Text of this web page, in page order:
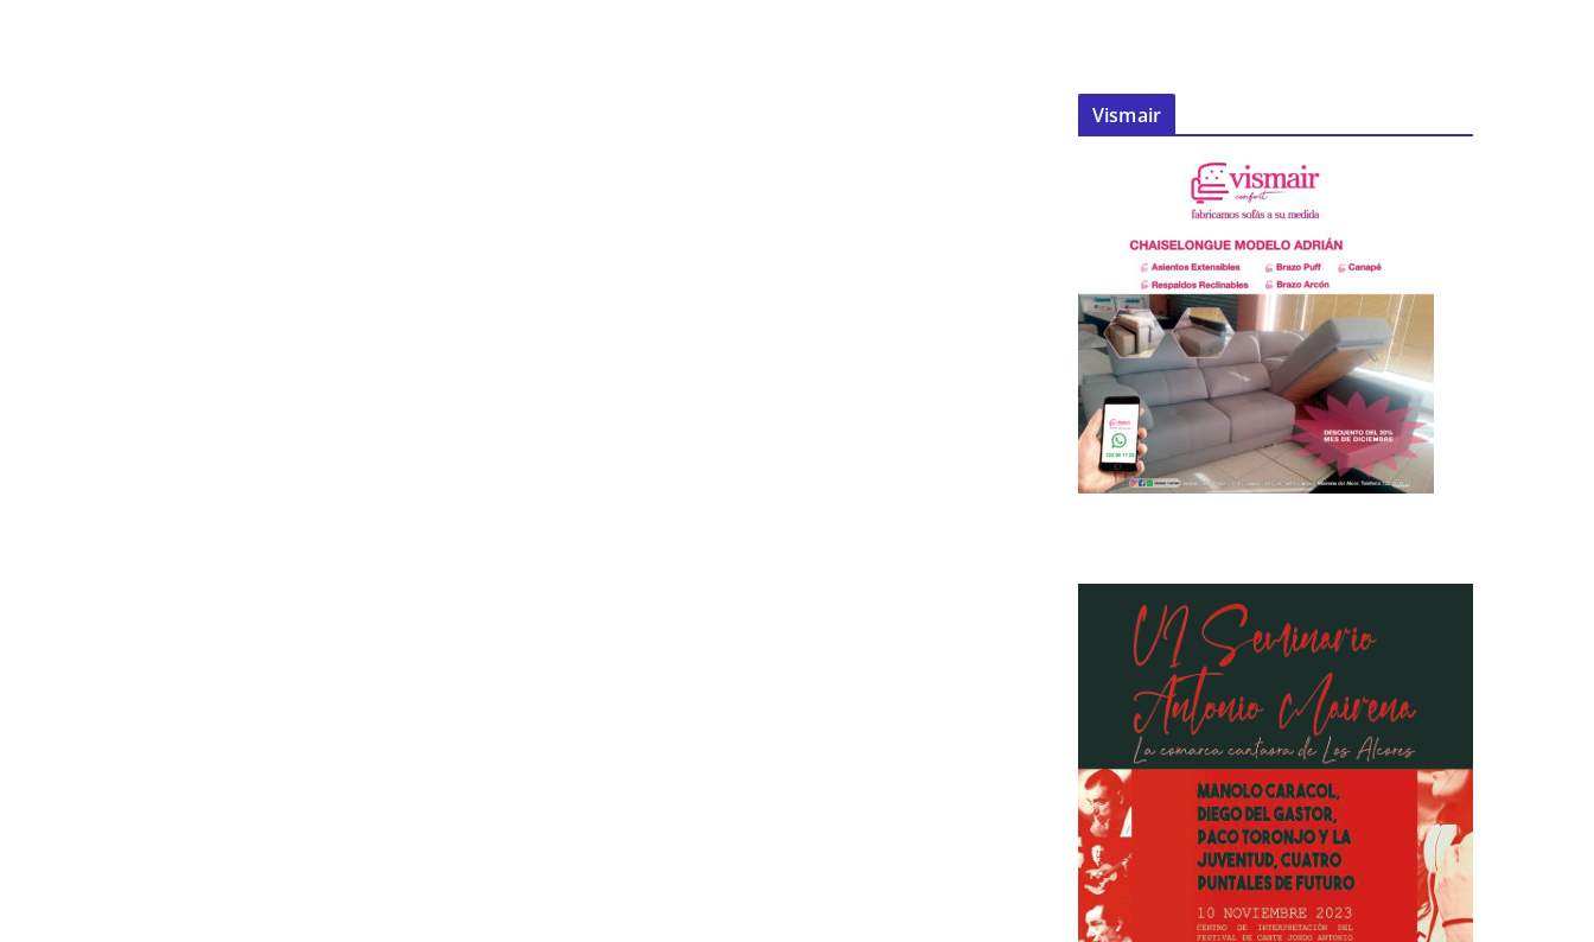
Vismair